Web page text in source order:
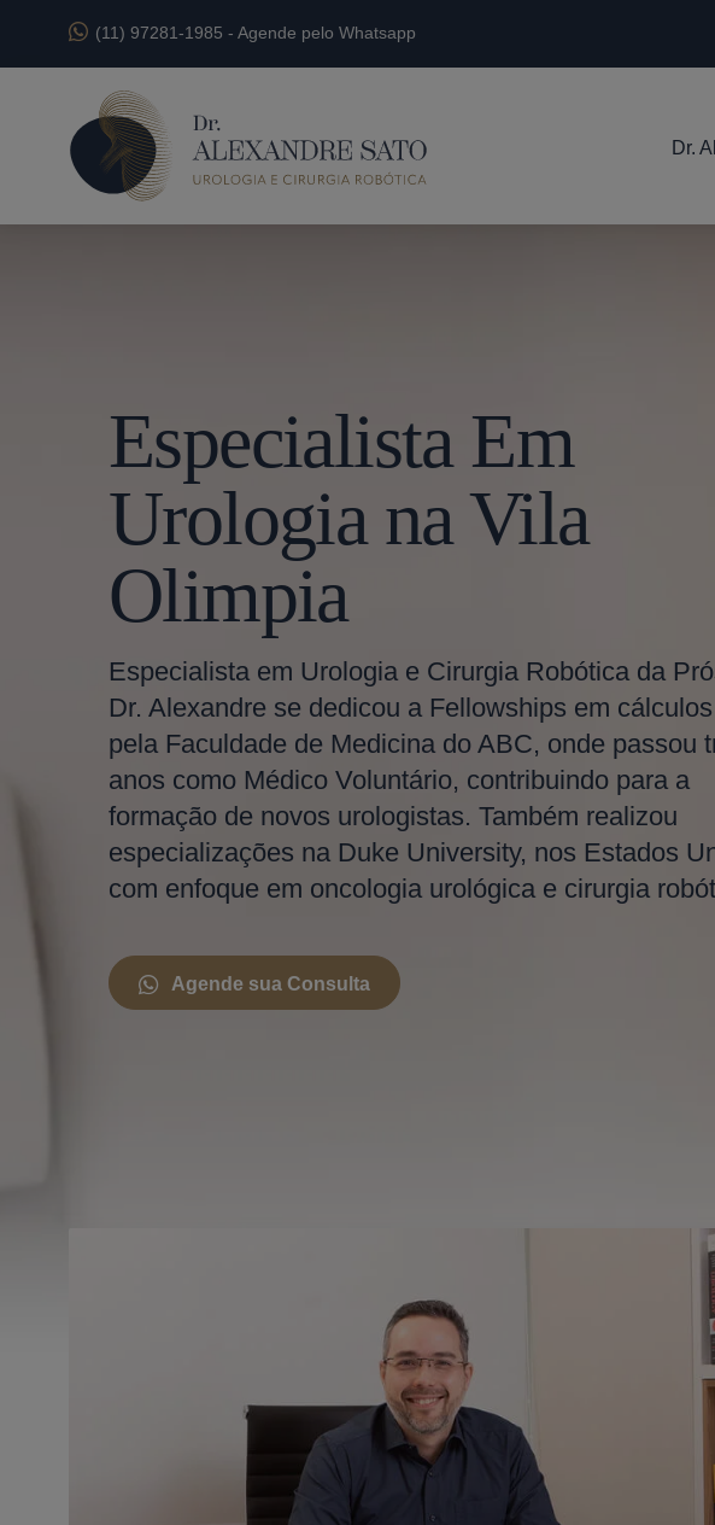
(11) 97281-1985 - Agende pelo Whatsapp
Dr.
Especialista Em
Urologia na Vila
Olimpia
Especialista em Urologia e Cirurgia Robótica da
Dr. Alexandre se dedicou a Fellowships em
pela Faculdade de Medicina do ABC, onde passou
anos como Médico Voluntário, contribuindo para a
formação de novos urologistas. Também realizou
especializações na Duke University, nos Estados
com enfoque em oncologia urológica e cirurgia
Agende sua Consulta